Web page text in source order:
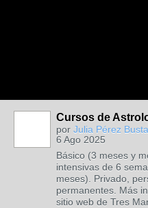
Cursos de
por Julia Pérez
6 Ago 2025
Básico (3 meses y
intensivas de 6
meses). Privado,
permanentes. Más
sitio web de Tres